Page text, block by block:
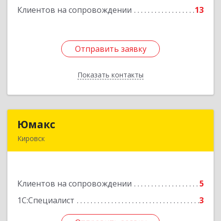
Клиентов на сопровождении 13
Отправить заявку
Показать контакты
Отправить заявку
Назад
Юмакс
Кировск
Клиентов на сопровождении
5
1С:Специалист
3
Подробнее